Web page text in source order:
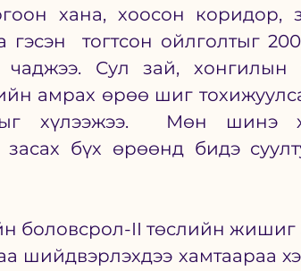
хана, хоосон коридор,
тогтсон ойлголтыг
чаджээ. Сул зай, хонгилын
амрах өрөө шиг
хүлээжээ.  Мөн шинэ
бүх өрөөнд бидэ
боловсрол-II төслийн жишиг
шийдвэрлэхдээ хамтаараа